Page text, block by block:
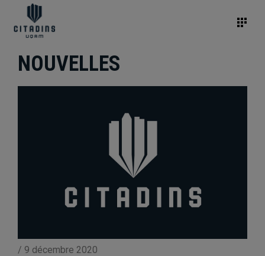
NOUVELLES
/ 9 décembre 2020